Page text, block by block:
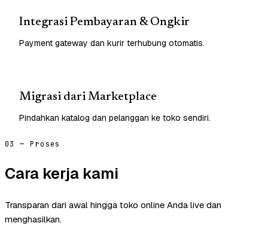
Integrasi Pembayaran & Ongkir
Payment gateway dan kurir terhubung otomatis.
Migrasi dari Marketplace
Pindahkan katalog dan pelanggan ke toko sendiri.
03 — Proses
Cara kerja kami
Transparan dari awal hingga toko online Anda live dan
menghasilkan.